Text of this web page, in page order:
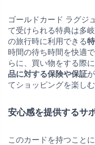
ゴールドカード ラグジ
て受けられる特典は多
の旅行時に利用できる
時間の待ち時間を快適
らに、買い物をする際
品に対する保険や保証
てショッピングを楽し
安心感を提供するサ
このカードを持つこと